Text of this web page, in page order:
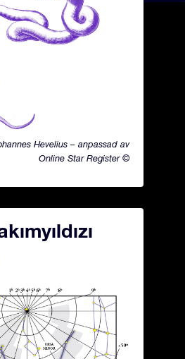
Hevelius – anpassad av
Online Star Register ©